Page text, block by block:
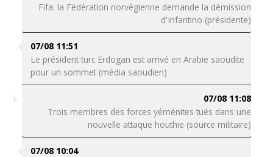
Fifa: la Fédération norvégienne demande la démission
d'Infantino (présidente)
07/08 11:51
Le président turc Erdogan est arrivé en Arabie saoudite
pour un sommet (média saoudien)
07/08 11:08
Trois membres des forces yéménites tués dans une
nouvelle attaque houthie (source militaire)
07/08 10:04